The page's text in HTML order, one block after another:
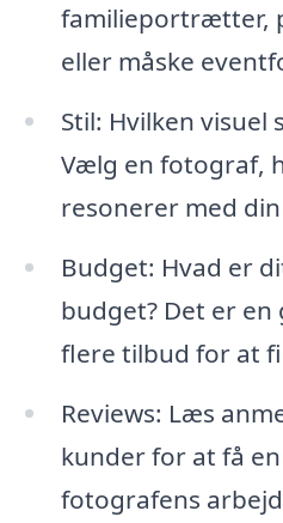
familieportrætter,
eller måske
Stil: Hvilken
Vælg en fotograf,
resonerer med
Budget: Hvad er
budget? Det er
flere tilbud for at
Reviews: Læs
kunder for at få
fotografens